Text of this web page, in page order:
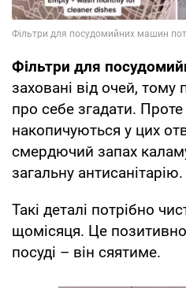
Фільтри для
заховані від очей,
про себе згадати.
накопичуються у цих
смердючий запах
загальну антисанітарію.
Такі деталі потрібно
щомісяця. Це
посуді – він сяятиме.